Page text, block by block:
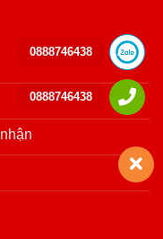
0888746438
0888746438